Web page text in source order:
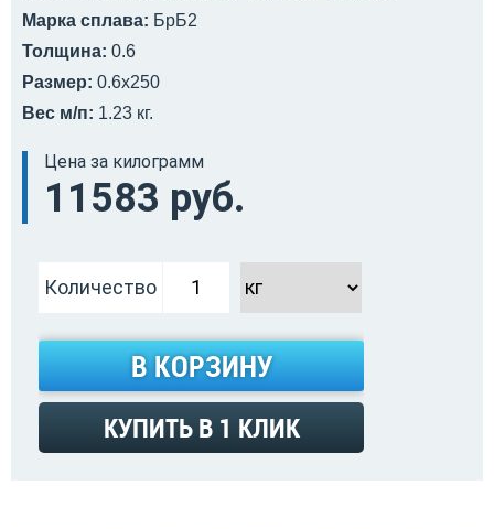
Марка сплава: БрБ2
Толщина: 0.6
Размер: 0.6x250
Вес м/п: 1.23 кг.
Цена за килограмм
11583 руб.
Количество
В КОРЗИНУ
КУПИТЬ В 1 КЛИК